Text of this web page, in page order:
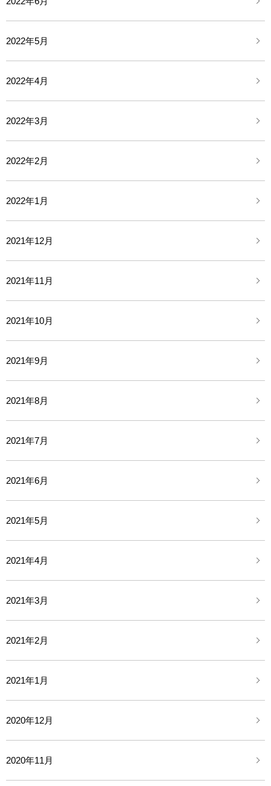
2022年5月
2022年4月
2022年3月
2022年2月
2022年1月
2021年12月
2021年11月
2021年10月
2021年9月
2021年8月
2021年7月
2021年6月
2021年5月
2021年4月
2021年3月
2021年2月
2021年1月
2020年12月
2020年11月